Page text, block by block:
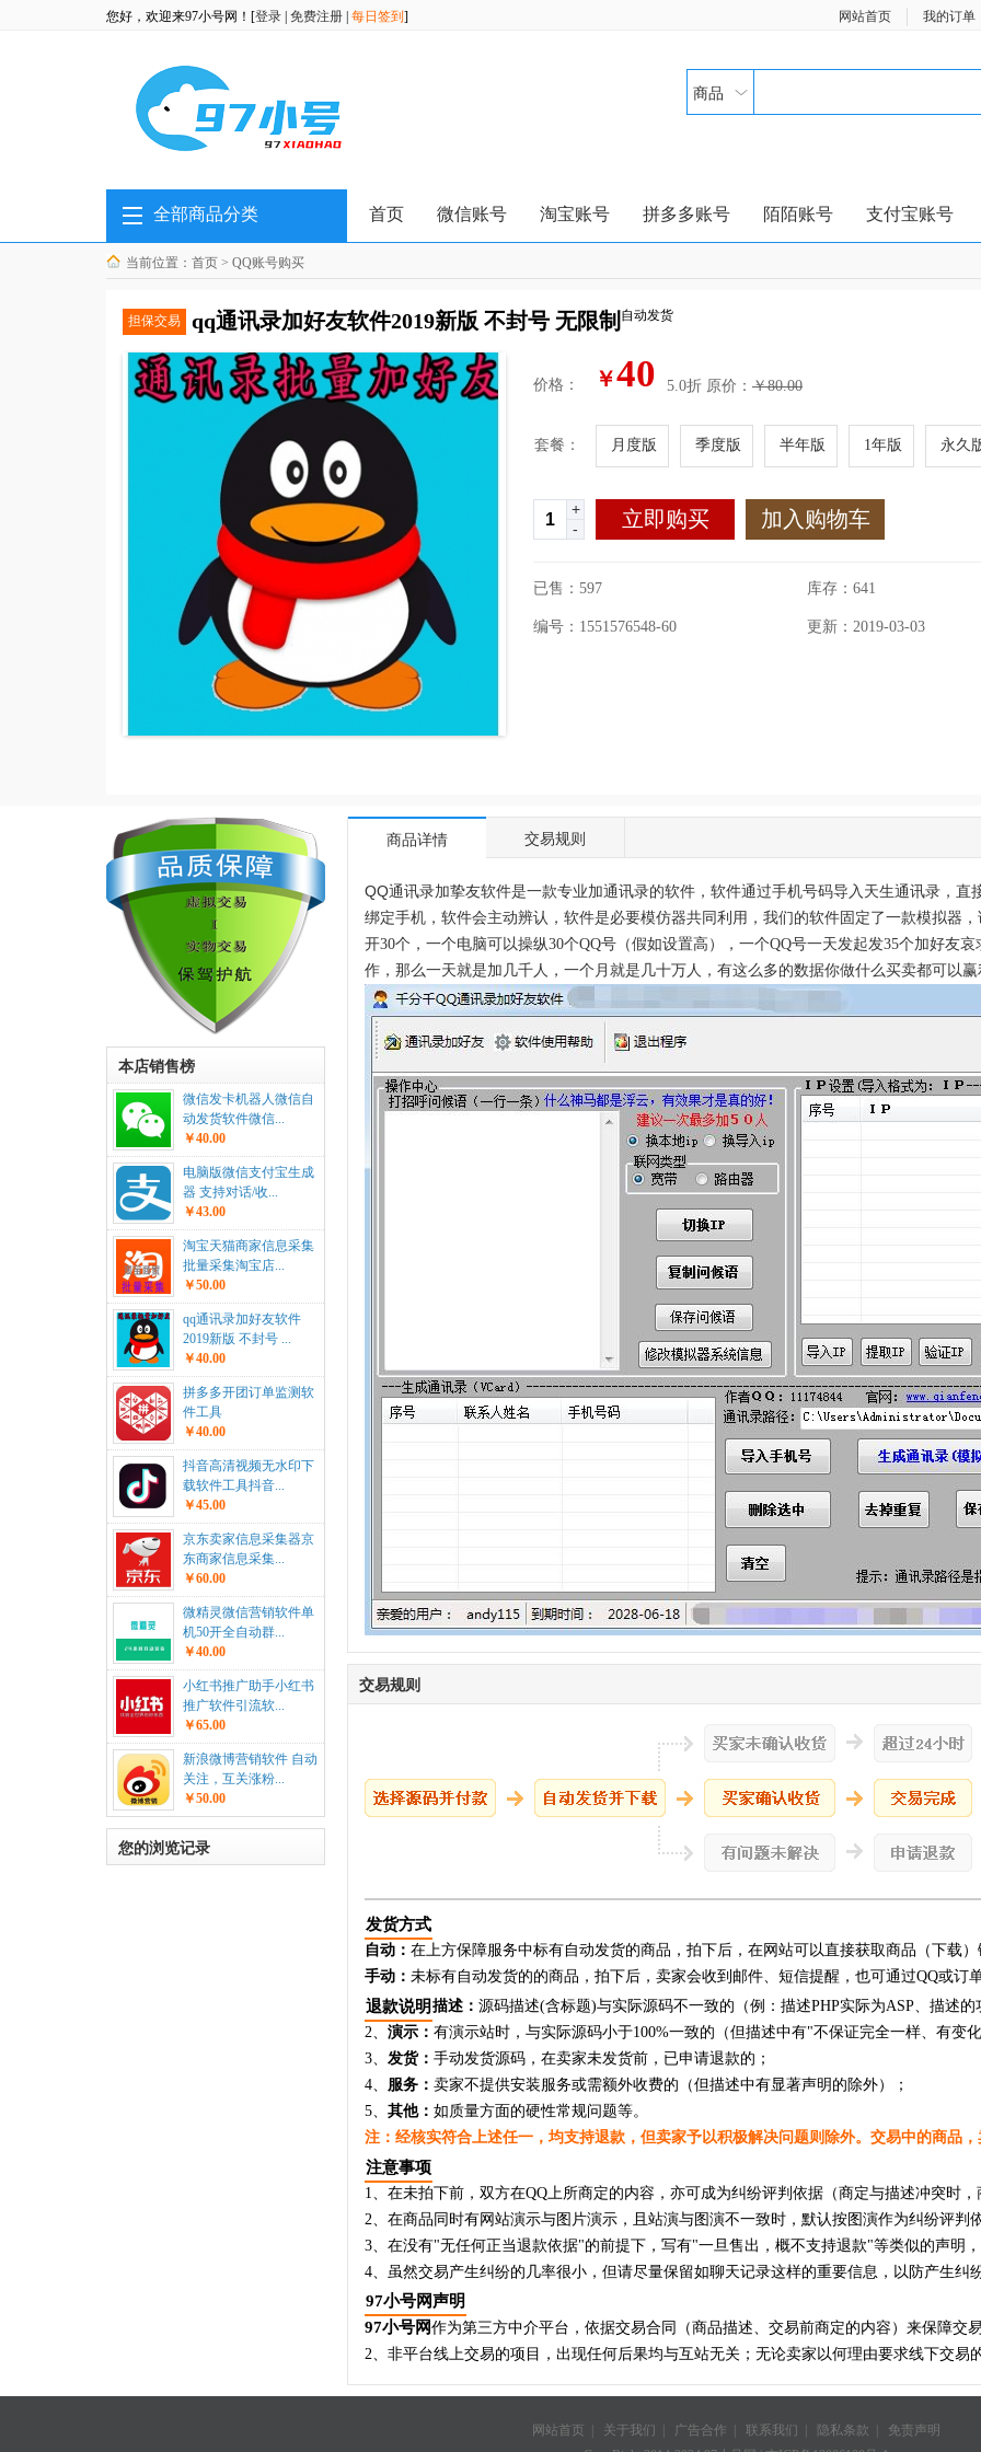
您好，欢迎来97小号网！[登录 免费注册 每日签到 ] 网站首页 我的订单
商品
全部商品分类 首页 微信账号 淘宝账号 拼多多账号 陌陌账号 支付宝账号
当前位置： 首页 > QQ账号购买
担保交易 自动发货
qq通讯录加好友软件2019新版 不封号 无限制
价格： ￥40 5.0折 原价： ￥80.00
套餐： 月度版 季度版 半年版 1年版 永久
+
-
立即购买 加入购物车
已售：597 库存： 641
编号：1551576548-60 更新：2019-03-03
本店销售榜
微信发卡机器人微信自
动发货软件微信...
￥40.00
电脑版微信支付宝生成
器 支持对话/收...
￥43.00
淘宝天猫商家信息采集
批量采集淘宝店...
￥50.00
qq通讯录加好友软件
2019新版 不封号 ...
￥40.00
拼多多开团订单监测软
件工具
￥40.00
抖音高清视频无水印下
载软件工具抖音...
￥45.00
京东卖家信息采集器京
东商家信息采集...
￥60.00
微精灵微信营销软件单
机50开全自动群...
￥40.00
小红书推广助手小红书
推广软件引流软...
￥65.00
新浪微博营销软件 自动
关注，互关涨粉...
￥50.00
您的浏览记录
商品详情 交易规则
QQ通讯录加挚友软件是一款专业加通讯录的软件，软件通过手机号码导入天生通讯录，
绑定手机，软件会主动辨认， 软件是必要模仿器共同利用，我们的软件固定了一款模拟器
开30个，一个电脑可以操纵30个QQ号（假如设置高），一个QQ号一天发起发35个加好友
作，那么一天就是加几千人，一个月就是几十万人，有这么多的数据你做什么买卖都可以
交易规则
发货方式
自动： 在上方保障服务中标有自动发货的商品，拍下后，在网站可以直接获取商品（下载
手动： 未标有自动发货的的商品，拍下后，卖家会收到邮件、短信提醒，也可通过QQ或订
退款说明 描述： 源码描述(含标题)与实际源码不一致的（例：描述PHP实际为ASP、描述
2、 演示： 有演示站时，与实际源码小于100%一致的（但描述中有"不保证完全一样、有变
3、 发货： 手动发货源码，在卖家未发货前，已申请退款的；
4、 服务： 卖家不提供安装服务或需额外收费的（但描述中有显著声明的除外）；
5、 其他： 如质量方面的硬性常规问题等。
注：经核实符合上述任一，均支持退款，但卖家予以积极解决问题则除外。交易中的商品
注意事项
1、在未拍下前，双方在QQ上所商定的内容，亦可成为纠纷评判依据（商定与描述冲突时
2、在商品同时有网站演示与图片演示，且站演与图演不一致时，默认按图演作为纠纷评判
3、在没有"无任何正当退款依据"的前提下，写有"一旦售出，概不支持退款"等类似的声明
4、虽然交易产生纠纷的几率很小，但请尽量保留如聊天记录这样的重要信息，以防产生纠
97小号网声明
97小号网作为第三方中介平台，依据交易合同（商品描述、交易前商定的内容）来保障交
2、非平台线上交易的项目，出现任何后果均与互站无关；无论卖家以何理由要求线下交易
网站首页 关于我们 广告合作 联系我们 隐私条款
免责声明